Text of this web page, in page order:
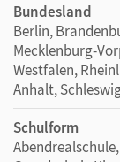
Bundesland
Berlin,
Mecklenburg-
Westfalen,
Anhalt,
Schulform